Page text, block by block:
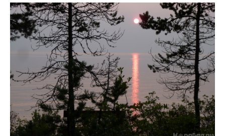
Выставки и семинары
Личности
Словарь
Галерея флота
Форум
Отзывы
Все службы